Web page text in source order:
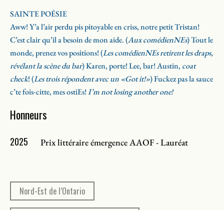
SAINTE POÉSIE
Aww! Y’a l’air perdu pis pitoyable en criss, notre petit Tristan!
C’est clair qu’il a besoin de mon aide. (Aux comédienNEs) Tout le
monde, prenez vos positions! (Les comédienNEs retirent les draps,
révélant la scène du bar) Karen, porte! Lee, bar! Austin, coat
check! (Les trois répondent avec un «Got it!») Fuckez pas la sauce
c’te fois-citte, mes ostiEs!I’m not losing another one!
Honneurs
2025 Prix littéraire émergence AAOF - Lauréat
Nord-Est de l’Ontario